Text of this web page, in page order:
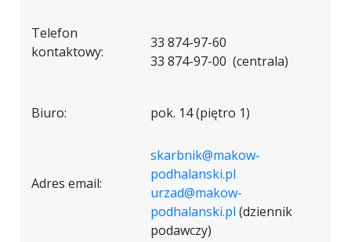
Telefon
kontaktowy:
33 874-97-60
33 874-97-00 (centrala)
Biuro: pok. 14 (piętro 1)
Adres email:
skarbnik@makow-
podhalanski.pl
urzad@makow-
podhalanski.pl (dziennik
podawczy)